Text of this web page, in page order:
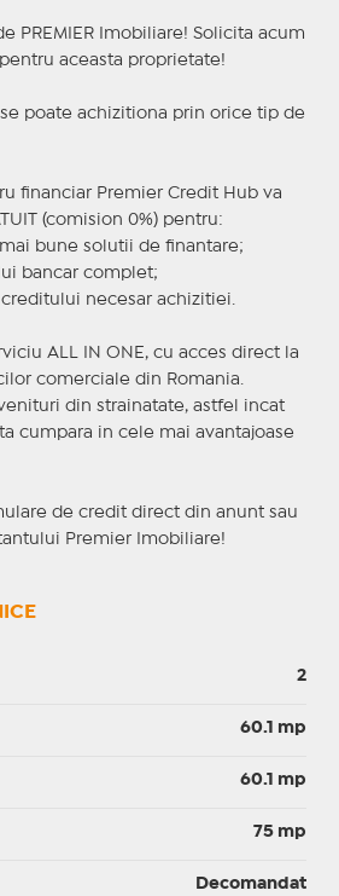
PREMIER Imobiliare! Solicita acum
pentru aceasta proprietate!
poate achizitiona prin orice tip de
financiar Premier Credit Hub va
(comision 0%) pentru:
bune solutii de finantare;
bancar complet;
necesar achizitiei.
ALL IN ONE, cu acces direct la
comerciale din Romania.
din strainatate, astfel incat
cumpara in cele mai avantajoase
de credit direct din anunt sau
Premier Imobiliare!
2
60.1 mp
60.1 mp
75 mp
Decomandat